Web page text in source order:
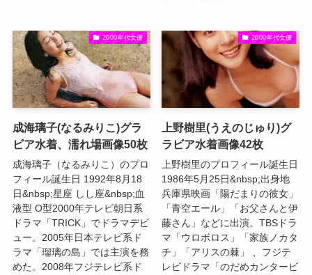
2000年代女優
成海璃子(なるみりこ)グラ
ビア水着、濡れ場画像50枚
成海璃子（なるみりこ）のプロ
フィール誕生日 1992年8月18
日&nbsp;星座 しし座&nbsp;血
液型 O型2000年テレビ朝日系
ドラマ「TRICK」でドラマデビ
ュー。2005年日本テレビ系ド
ラマ「瑠璃の島」では主演を務
めた。2008年フジテレビ系ド
2000年代女優
上野樹里(うえのじゅり)グ
ラビア水着画像42枚
上野樹里のプロフィール誕生日
1986年5月25日&nbsp;出身地
兵庫県映画「陽だまりの彼女」
「青空エール」「お父さんと伊
藤さん」などに出演。TBSドラ
マ「ウロボロス」「家族ノカタ
チ」「アリスの棘」 、フジテ
レビドラマ「のだめカンタービ